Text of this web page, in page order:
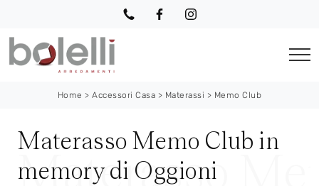
Home >Accessori Casa > Materassi > Memo Club
Materasso Memo Club in
memory di Oggioni